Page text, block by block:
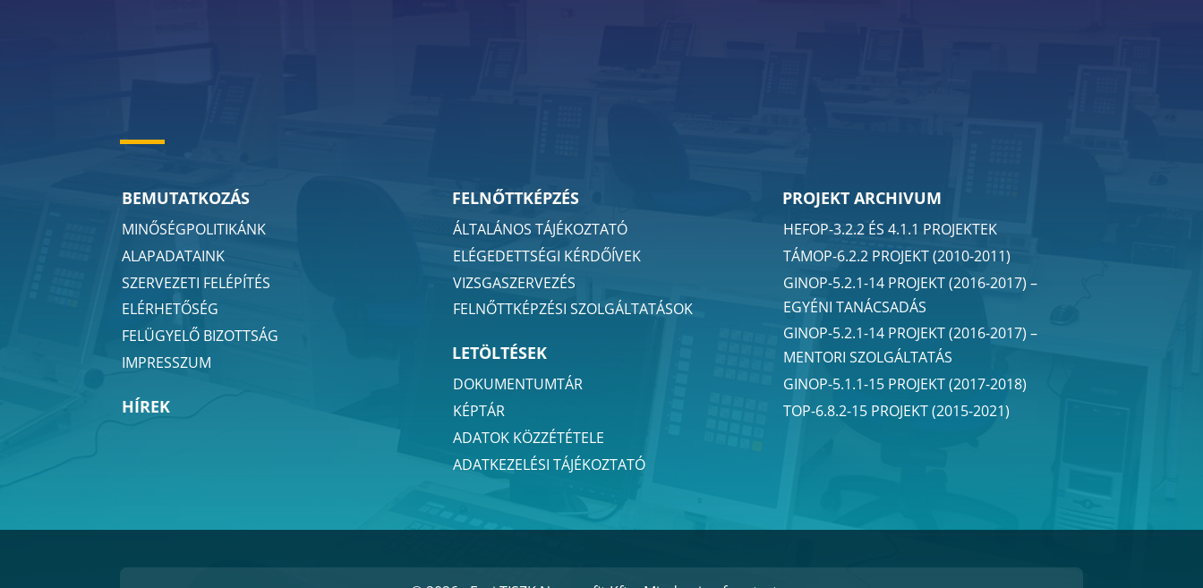
BEMUTATKOZÁS
MINŐSÉGPOLITIKÁNK
ALAPADATAINK
SZERVEZETI FELÉPÍTÉS
ELÉRHETŐSÉG
FELÜGYELŐ BIZOTTSÁG
IMPRESSZUM
HÍREK
FELNŐTTKÉPZÉS
ÁLTALÁNOS TÁJÉKOZTATÓ
ELÉGEDETTSÉGI KÉRDŐÍVEK
VIZSGASZERVEZÉS
FELNŐTTKÉPZÉSI SZOLGÁLTATÁSOK
LETÖLTÉSEK
DOKUMENTUMTÁR
KÉPTÁR
ADATOK KÖZZÉTÉTELE
ADATKEZELÉSI TÁJÉKOZTATÓ
PROJEKT ARCHIVUM
HEFOP-3.2.2 ÉS 4.1.1 PROJEKTEK
TÁMOP-6.2.2 PROJEKT (2010-2011)
GINOP-5.2.1-14 PROJEKT (2016-2017) –
EGYÉNI TANÁCSADÁS
GINOP-5.2.1-14 PROJEKT (2016-2017) –
MENTORI SZOLGÁLTATÁS
GINOP-5.1.1-15 PROJEKT (2017-2018)
TOP-6.8.2-15 PROJEKT (2015-2021)